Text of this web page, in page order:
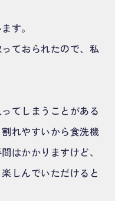
す。
ておられたので、私
てしまうことがある
れやすいから食洗機
はかかりますけど、
しんでいただけると